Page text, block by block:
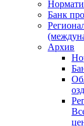
Банк
Архив